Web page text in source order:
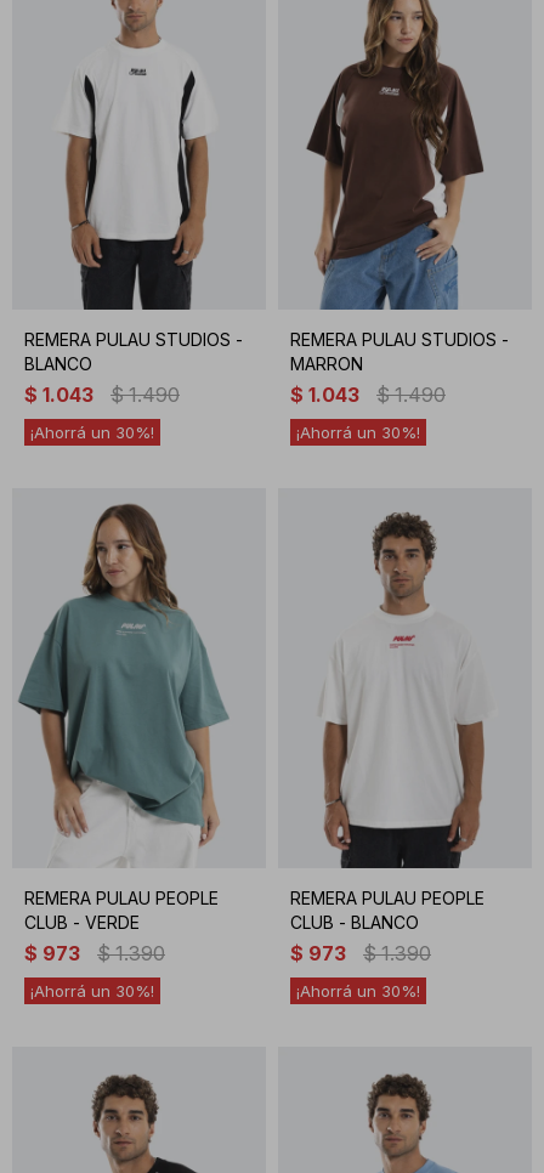
REMERA PULAU STUDIOS -
BLANCO
$ 1.043 $ 1.490
30
REMERA PULAU STUDIOS -
MARRON
$ 1.043 $ 1.490
30
REMERA PULAU PEOPLE
CLUB - VERDE
$ 973 $ 1.390
30
REMERA PULAU PEOPLE
CLUB - BLANCO
$ 973 $ 1.390
30